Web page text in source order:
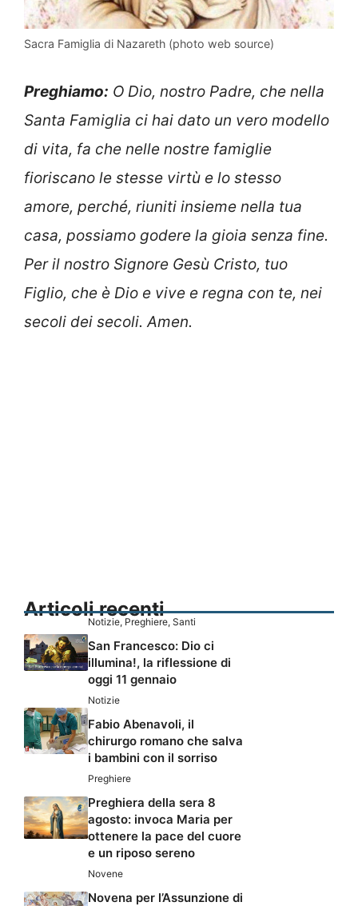
Sacra Famiglia di Nazareth (photo web source)
Preghiamo: O Dio, nostro Padre, che nella
Santa Famiglia ci hai dato un vero modello
di vita, fa che nelle nostre famiglie
fioriscano le stesse virtù e lo stesso
amore, perché, riuniti insieme nella tua
casa, possiamo godere la gioia senza fine.
Per il nostro Signore Gesù Cristo, tuo
Figlio, che è Dio e vive e regna con te, nei
secoli dei secoli. Amen.
Articoli recenti
Notizie, Preghiere, Santi
San Francesco: Dio ci
illumina!, la riflessione di
oggi 11 gennaio
Notizie
Fabio Abenavoli, il
chirurgo romano che salva
i bambini con il sorriso
Preghiere
Preghiera della sera 8
agosto: invoca Maria per
ottenere la pace del cuore
e un riposo sereno
Novene
Novena per l’Assunzione di